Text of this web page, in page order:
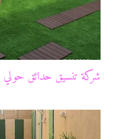
شركة تنسيق حدائق حولي 60089115